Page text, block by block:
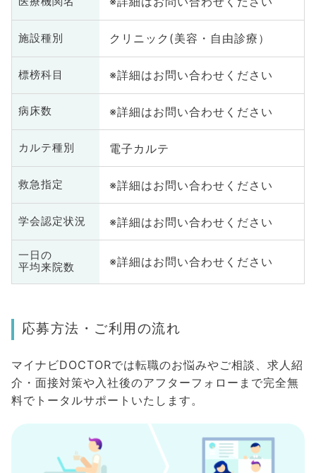
施設種別 クリニック(美容・自由診療）
標榜科目 ※詳細はお問い合わせください
病床数 ※詳細はお問い合わせください
カルテ種別 電子カルテ
救急指定 ※詳細はお問い合わせください
学会認定状況 ※詳細はお問い合わせください
一日の
平均来院数
※詳細はお問い合わせください
応募方法・ご利用の流れ
マイナビDOCTORでは転職のお悩みやご相談、求人紹
介・面接対策や入社後のアフターフォローまで完全無
料でトータルサポートいたします。